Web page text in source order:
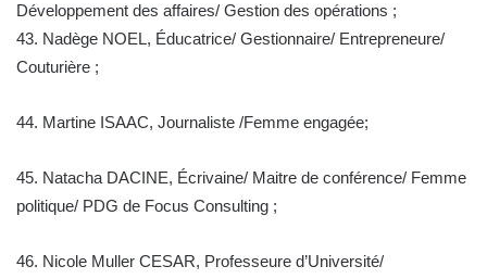
Développement des affaires/ Gestion des opérations ;
43. Nadège NOEL, Éducatrice/ Gestionnaire/ Entrepreneure/
Couturière ;
44. Martine ISAAC, Journaliste /Femme engagée;
45. Natacha DACINE, Écrivaine/ Maitre de conférence/ Femme
politique/ PDG de Focus Consulting ;
46. Nicole Muller CESAR, Professeure d’Université/